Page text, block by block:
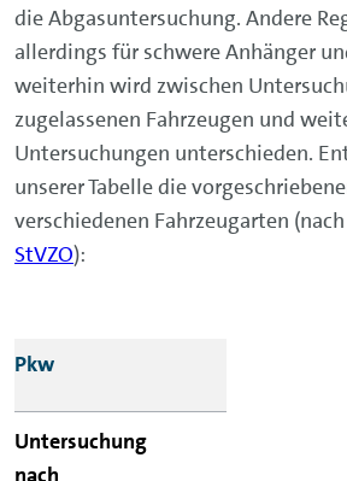
die Abgasuntersuchung. Andere
allerdings für schwere Anhänger
weiterhin wird zwischen
zugelassenen Fahrzeugen und
Untersuchungen unterschieden.
unserer Tabelle die
verschiedenen Fahrzeugarten (nach
StVZO):
Fahrzeug
Untersuchung nach
Erstzulassung nach
Pkw